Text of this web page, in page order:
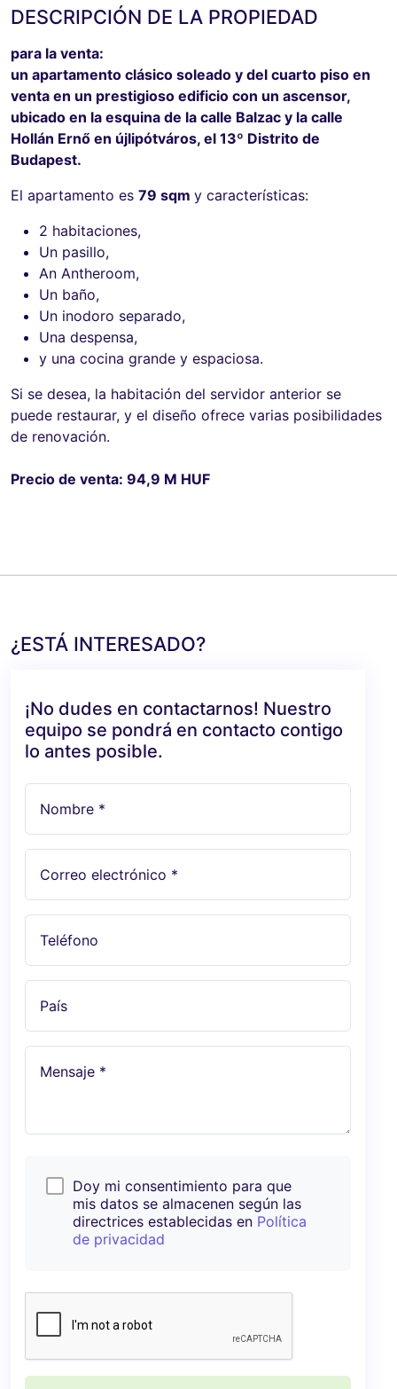
DESCRIPCIÓN DE LA PROPIEDAD
para la venta:
un apartamento clásico soleado y del cuarto piso en
venta en un prestigioso edificio con un ascensor,
ubicado en la esquina de la calle Balzac y la calle
Hollán Ernő en újlipótváros, el 13º Distrito de
Budapest.
El apartamento es 79 sqm y características:
2 habitaciones,
Un pasillo,
An Antheroom,
Un baño,
Un inodoro separado,
Una despensa,
y una cocina grande y espaciosa.
Si se desea, la habitación del servidor anterior se
puede restaurar, y el diseño ofrece varias posibilidades
de renovación.
Precio de venta: 94,9 M HUF
¿ESTÁ INTERESADO?
¡No dudes en contactarnos! Nuestro
equipo se pondrá en contacto contigo
lo antes posible.
Nombre *
Correo electrónico *
Teléfono
País
Mensaje *
Doy mi consentimiento para que
mis datos se almacenen según las
directrices establecidas en Política
de privacidad